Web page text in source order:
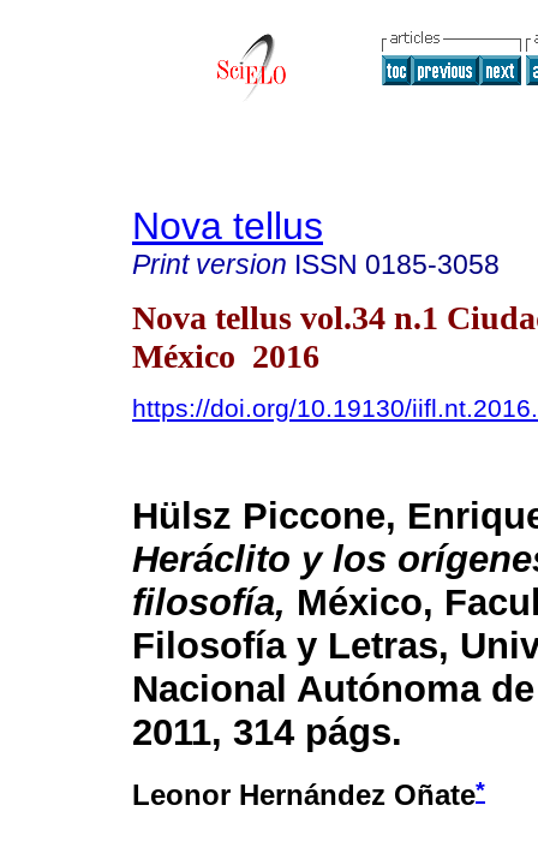
Nova tellus
Print version ISSN 0185-3058
Nova tellus vol.34 n.1
México 2016
https://doi.org/10.19130/
Hülsz Piccone,
Heráclito y los
filosofía, México,
Filosofía y Letras,
Nacional Autónoma
2011, 314 págs.
Leonor Hernández Oñate*